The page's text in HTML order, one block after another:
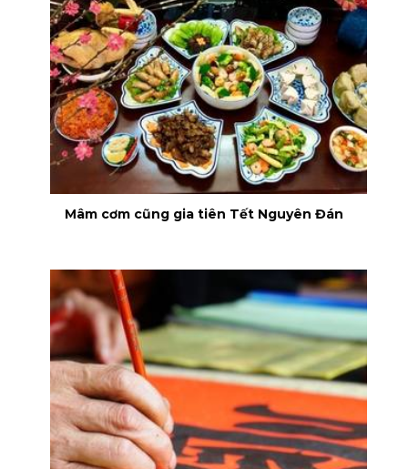
Mâm cơm cũng gia tiên Tết Nguyên Đán